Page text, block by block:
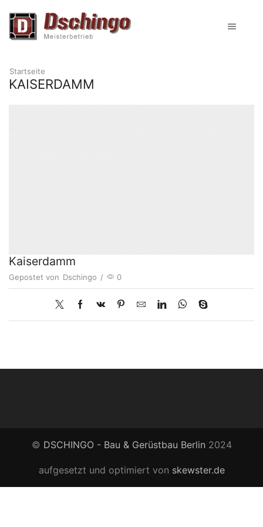
Startseite
KAISERDAMM
Kaiserdamm
Gepostet von Dschingo / 0
© DSCHINGO - Bau & Gerüstbau Berlin 2024
aufgesetzt und optimiert von skewster.de